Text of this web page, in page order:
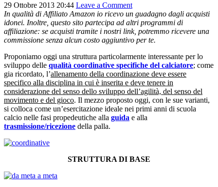
29 Ottobre 2013 20:44 Leave a Comment
In qualità di Affiliato Amazon io ricevo un guadagno dagli acquisti
idonei. Inoltre, questo sito partecipa ad altri programmi di
affiliazione: se acquisti tramite i nostri link, potremmo ricevere una
commissione senza alcun costo aggiuntivo per te.
Proponiamo oggi una struttura particolarmente interessante per lo
sviluppo delle qualità coordinative specifiche del calciatore; come
gia ricordato, l’allenamento della coordinazione deve essere
specifico alla disciplina in cui è inserita e deve tenere in
considerazione del senso dello sviluppo dell’agilità, del senso del
movimento e del gioco. Il mezzo proposto oggi, con le sue varianti,
si colloca come un’esercitazione ideale nei primi anni di scuola
calcio nelle fasi propedeutiche alla guida e alla
trasmissione/ricezione della palla.
STRUTTURA DI BASE